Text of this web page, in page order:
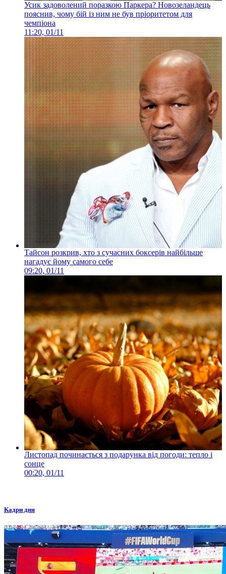
Усик задоволений поразкою Паркера? Новозеландець
пояснив, чому бій із ним не був пріоритетом для
чемпіона
11:20, 01/11
Тайсон розкрив, хто з сучасних боксерів найбільше
нагадує йому самого себе
09:20, 01/11
Листопад починається з подарунка від погоди: тепло і
сонце
00:20, 01/11
Кадри дня